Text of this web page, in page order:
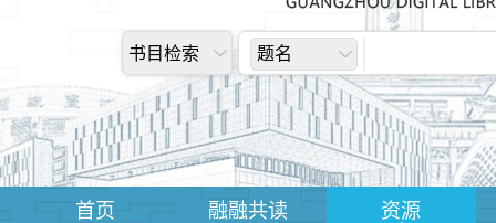
书目检索 题名
首页 融融共读 资源